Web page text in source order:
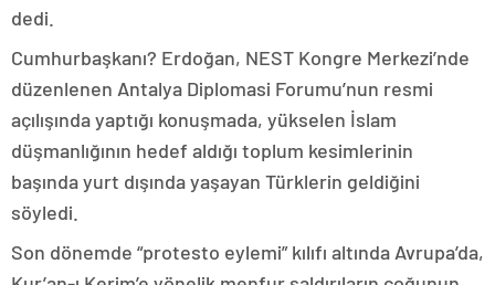
dedi.
Cumhurbaşkanı? Erdoğan, NEST Kongre Merkezi’nde
düzenlenen Antalya Diplomasi Forumu’nun resmi
açılışında yaptığı konuşmada, yükselen İslam
düşmanlığının hedef aldığı toplum kesimlerinin
başında yurt dışında yaşayan Türklerin geldiğini
söyledi.
Son dönemde “protesto eylemi” kılıfı altında Avrupa’da,